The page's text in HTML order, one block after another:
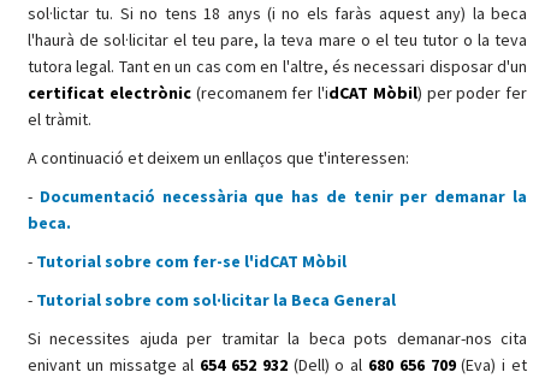
sol·lictar tu. Si no tens 18 anys (i no els faràs aquest any) la beca
l'haurà de sol·licitar el teu pare, la teva mare o el teu tutor o la teva
tutora legal. Tant en un cas com en l'altre, és necessari disposar d'un
certificat electrònic(recomanem fer l'idCAT Mòbil) per poder fer
el tràmit.
A continuació et deixem un enllaços que t'interessen:
- Documentació necessària que has de tenir per demanar la
beca.
- Tutorial sobre com fer-se l'idCAT Mòbil
- Tutorial sobre com sol·licitar la Beca General
Si necessites ajuda per tramitar la beca pots demanar-nos cita
enivant un missatge al 654 652 932(Dell) o al 680 656 709(Eva) i et